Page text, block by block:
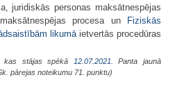
juridiskās personas maksātnespējas
procesa un
Fiziskās
likumāietvertās procedūras
kas stājas spēkā 12.07.2021.
Panta jaunā
pārejas noteikumu 71. punktu)